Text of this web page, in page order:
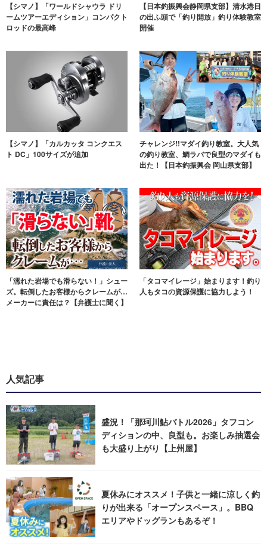
【シマノ】「ワールドシャウラ ドリ
ームツアーエディション」コンパクト
ロッドの最高峰
【日本釣振興会静岡県支部】清水港日
の出ふ頭で「釣り開放」釣り体験教室
開催
【シマノ】「カルカッタ コンクエス
ト DC」100サイズが追加
チャレンジ!!マダイ釣り教室。大人気
の釣り教室、鯛ラバで良型のマダイも
出た！【日本釣振興会 岡山県支部】
「濡れた岩場でも滑らない！」シュー
ズ。転倒したお客様からクレームが…
メーカーに責任は？【弁護士に聞く】
「タコマイレージ」始まります！釣り
人もタコの資源保護に協力しよう！
人気記事
盛況！「那珂川鮎バトル2026」タフコン
ディションの中、良型も。お楽しみ抽選会
も大盛り上がり【上州屋】
夏休みにオススメ！子供と一緒に涼しく釣
りが出来る「オープンスペース」。BBQ
エリアやドッグランもあるぞ！